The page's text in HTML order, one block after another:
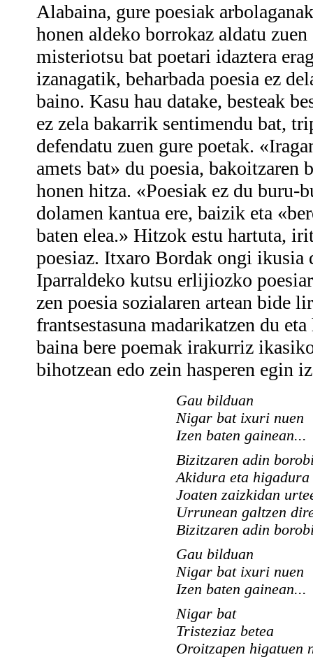
Alabaina, gure poesiak
honen aldeko borrokaz aldatu
misteriotsu bat poetari idaztera
izanagatik, beharbada poesia ez
baino. Kasu hau datake, besteak
ez zela bakarrik sentimendu bat,
defendatu zuen gure poetak.
amets bat» du poesia, bakoitzaren
honen hitza. «Poesiak ez du buru-
dolamen kantua ere, baizik eta
baten elea.» Hitzok estu hartuta,
poesiaz. Itxaro Bordak ongi ikusia
Iparraldeko kutsu erlijiozko
zen poesia sozialaren artean bide
frantsestasuna madarikatzen du
baina bere poemak irakurriz
bihotzean edo zein hasperen egin
Gau bilduan
Nigar bat ixuri nuen
Izen baten gainean...
Bizitzaren adin
Akidura eta higadura
Joaten zaizkidan
Urrunean galtzen
Bizitzaren adin
Gau bilduan
Nigar bat ixuri nuen
Izen baten gainean...
Nigar bat
Tristeziaz betea
Oroitzapen higatuen